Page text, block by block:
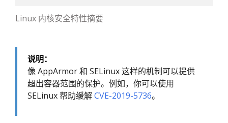
Linux 内核安全特性摘要
说明：
像 AppArmor 和 SELinux 这样的机制可以提供
超出容器范围的保护。例如，你可以使用
SELinux 帮助缓解CVE-2019-5736。